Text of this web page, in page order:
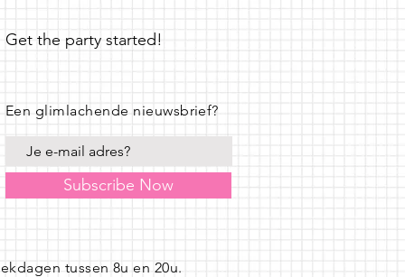
Get the party started!
tussen 8u en 20u.
Een glimlachende nieuwsbrief?
Subscribe Now